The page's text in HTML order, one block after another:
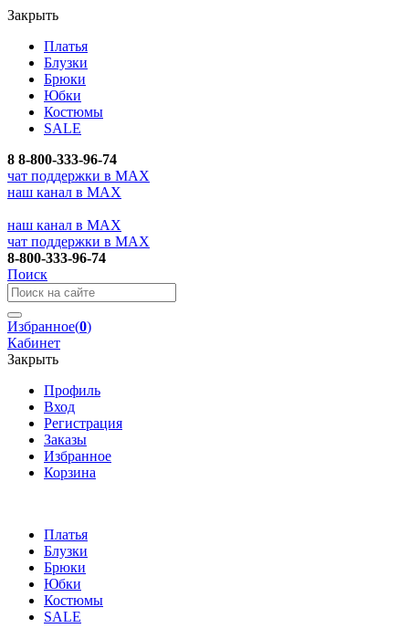
Закрыть
Платья
Блузки
Брюки
Юбки
Костюмы
SALE
8 8-800-333-96-74
чат поддержки в MAX
наш канал в MAX
наш канал в MAX
чат поддержки в MAX
8-800-333-96-74
Поиск
Избранное(0)
Кабинет
Закрыть
Профиль
Вход
Регистрация
Заказы
Избранное
Корзина
Платья
Блузки
Брюки
Юбки
Костюмы
SALE